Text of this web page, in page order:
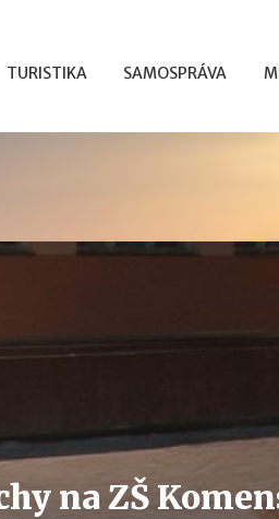
TURISTIKA SAMOSPRÁVA
na ZŠ